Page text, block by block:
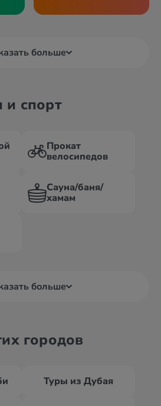
больше
и спорт
Прокат
велосипедов
Сауна/баня/
хамам
больше
городов
Туры из Дубая